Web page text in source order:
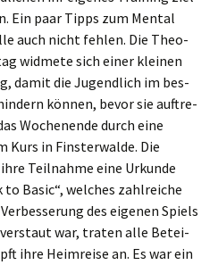
Ein paar Tipps zum Men­tal
auch nicht feh­len. Die Theo­
wid­me­te sich einer klei­nen
damit die Jugend­lich im bes­
kön­nen, bevor sie auf­tre­
Wochen­en­de durch eine
Kurs in Fins­ter­wal­de. Die
Teil­nah­me eine Urkun­de
to Basic“, wel­ches zahl­rei­che
des eige­nen Spiels
war, tra­ten alle Betei­
ihre Heim­rei­se an. Es war ein